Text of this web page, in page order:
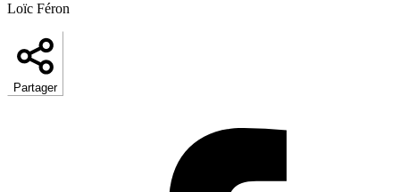
Loïc Féron
Partager